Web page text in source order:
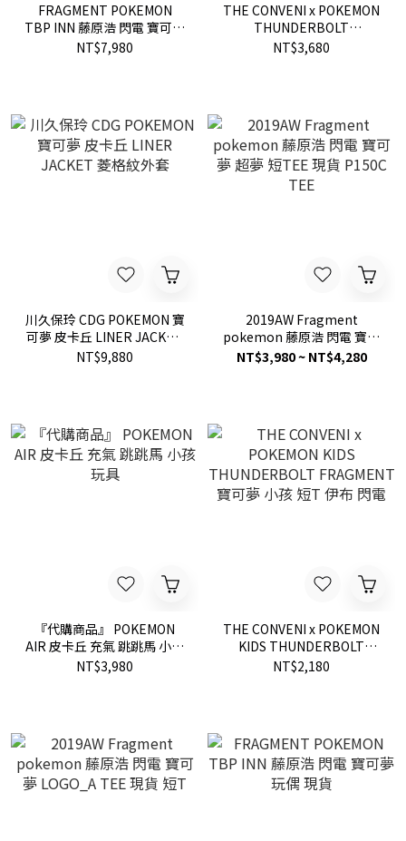
FRAGMENT POKEMON
TBP INN 藤原浩 閃電 寶可夢
皮卡丘 地墊 地毯 2色 現貨
NT$7,980
THE CONVENI x POKEMON
THUNDERBOLT
FRAGMENT LOGO 閃電 便
NT$3,680
川久保玲 CDG POKEMON 寶
可夢 皮卡丘 LINER JACKET
菱格紋外套
NT$9,880
2019AW Fragment
pokemon 藤原浩 閃電 寶可
夢 超夢 短TEE 現貨 P150C
NT$3,980 ~ NT$4,280
『代購商品』 POKEMON
AIR 皮卡丘 充氣 跳跳馬 小孩
玩具
NT$3,980
THE CONVENI x POKEMON
KIDS THUNDERBOLT
FRAGMENT 寶可夢 小孩 短
NT$2,180